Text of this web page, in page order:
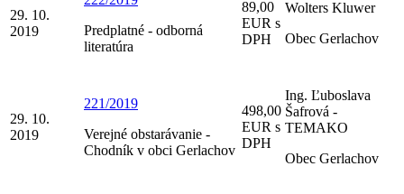
29. 10.
2019
Predplatné - odborná
literatúra
89,00
EUR s
DPH
Wolters Kluwer
Obec Gerlachov
29. 10.
2019
221/2019
Verejné obstarávanie -
Chodník v obci Gerlachov
498,00
EUR s
DPH
Ing. Ľuboslava
Šafrová -
TEMAKO
Obec Gerlachov